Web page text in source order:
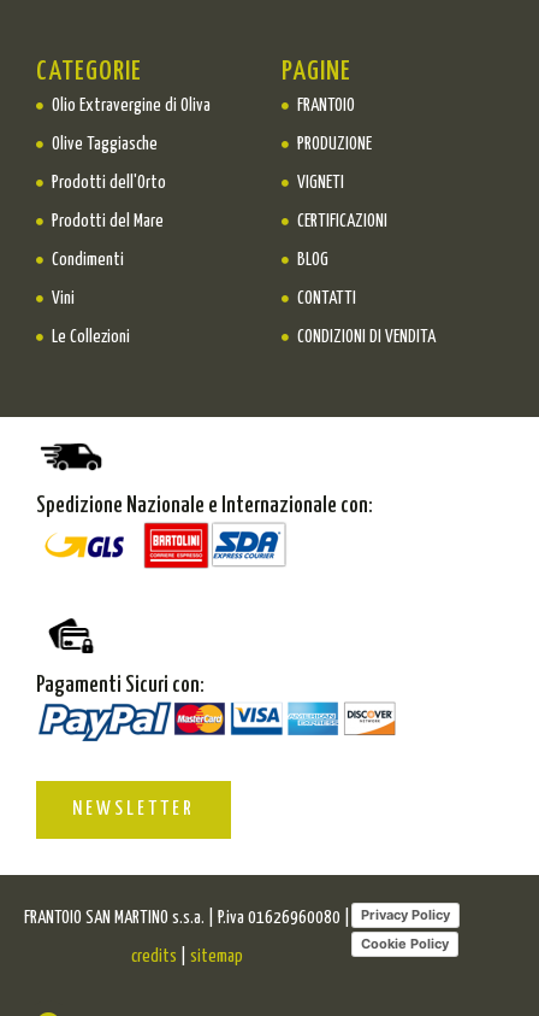
CATEGORIE
Olio Extravergine di Oliva
Olive Taggiasche
Prodotti dell'Orto
Prodotti del Mare
Condimenti
Vini
Le Collezioni
PAGINE
FRANTOIO
PRODUZIONE
VIGNETI
CERTIFICAZIONI
BLOG
CONTATTI
CONDIZIONI DI VENDITA
Spedizione Nazionale e Internazionale con:
Pagamenti Sicuri con:
NEWSLETTER
FRANTOIO SAN MARTINO s.s.a. | P.iva 01626960080 |
credits |sitemap
Privacy Policy
Cookie Policy